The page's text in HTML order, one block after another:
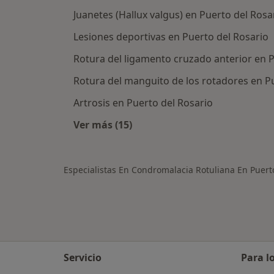
Juanetes (Hallux valgus) en Puerto del
Lesiones deportivas en Puerto del Rosario
Rotura del ligamento cruzado anterior en
Rotura del manguito de los rotadores en
Artrosis en Puerto del Rosario
Ver más (15)
Especialistas En Condromalacia Rotuliana En
Servicio Para